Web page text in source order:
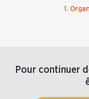
1.
Pour continuer